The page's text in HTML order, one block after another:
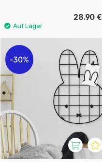
28.90 €
30%